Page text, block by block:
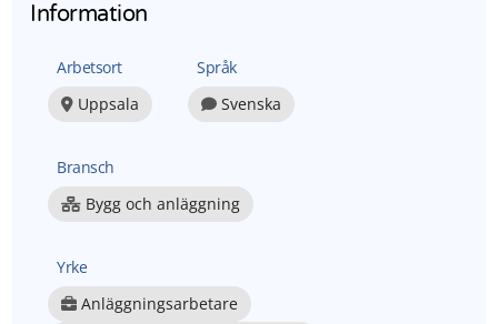
Information
Arbetsort
Uppsala
Språk
Svenska
Bransch
Bygg och anläggning
Yrke
Anläggningsarbetare